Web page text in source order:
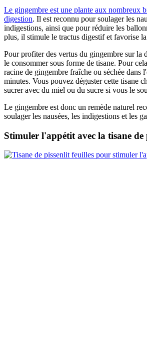
Le gingembre est une plante aux nombreux
digestion. Il est reconnu pour soulager les
indigestions, ainsi que pour réduire les
plus, il stimule le tractus digestif et favorise
Pour profiter des vertus du gingembre sur la
le consommer sous forme de tisane. Pour
racine de gingembre fraîche ou séchée dans
minutes. Vous pouvez déguster cette tisane
sucrer avec du miel ou du sucre si vous le
Le gingembre est donc un remède naturel
soulager les nausées, les indigestions et les
Stimuler l'appétit avec la tisane de